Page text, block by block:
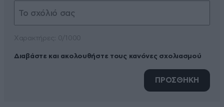
Διαβάστε και ακολουθήστε τους κανόνες σχολιασμού
ΠΡΟΣΘΗΚΗ